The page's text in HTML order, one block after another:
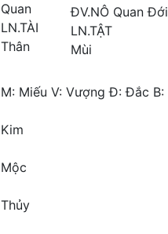
Quan
LN.TÀI
Thân
ĐV.NÔ Quan Đới
LN.TẬT
Mùi
M: Miếu V: Vượng Đ:Đắc B:
Kim
Mộc
Thủy